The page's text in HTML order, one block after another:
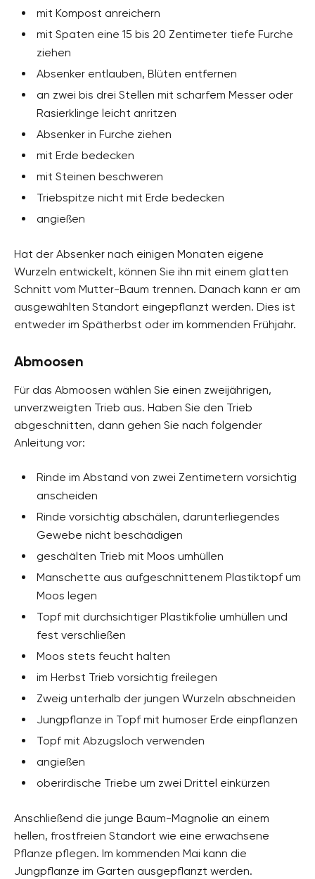
mit Kompost anreichern
mit Spaten eine 15 bis 20 Zentimeter tiefe Furche
ziehen
Absenker entlauben, Blüten entfernen
an zwei bis drei Stellen mit scharfem Messer oder
Rasierklinge leicht anritzen
Absenker in Furche ziehen
mit Erde bedecken
mit Steinen beschweren
Triebspitze nicht mit Erde bedecken
angießen
Hat der Absenker nach einigen Monaten eigene
Wurzeln entwickelt, können Sie ihn mit einem glatten
Schnitt vom Mutter-Baum trennen. Danach kann er am
ausgewählten Standort eingepflanzt werden. Dies ist
entweder im Spätherbst oder im kommenden Frühjahr.
Abmoosen
Für das Abmoosen wählen Sie einen zweijährigen,
unverzweigten Trieb aus. Haben Sie den Trieb
abgeschnitten, dann gehen Sie nach folgender
Anleitung vor:
Rinde im Abstand von zwei Zentimetern vorsichtig
anscheiden
Rinde vorsichtig abschälen, darunterliegendes
Gewebe nicht beschädigen
geschälten Trieb mit Moos umhüllen
Manschette aus aufgeschnittenem Plastiktopf um
Moos legen
Topf mit durchsichtiger Plastikfolie umhüllen und
fest verschließen
Moos stets feucht halten
im Herbst Trieb vorsichtig freilegen
Zweig unterhalb der jungen Wurzeln abschneiden
Jungpflanze in Topf mit humoser Erde einpflanzen
Topf mit Abzugsloch verwenden
angießen
oberirdische Triebe um zwei Drittel einkürzen
Anschließend die junge Baum-Magnolie an einem
hellen, frostfreien Standort wie eine erwachsene
Pflanze pflegen. Im kommenden Mai kann die
Jungpflanze im Garten ausgepflanzt werden.